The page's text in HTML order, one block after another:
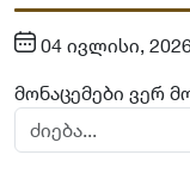
04 ივლისი,
მონაცემები ვერ